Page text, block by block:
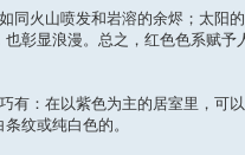
同火山喷发和岩溶的余烬；太阳
彰显浪漫。总之，红色色系赋予
有：在以紫色为主的居室里，可
纹或纯白色的。